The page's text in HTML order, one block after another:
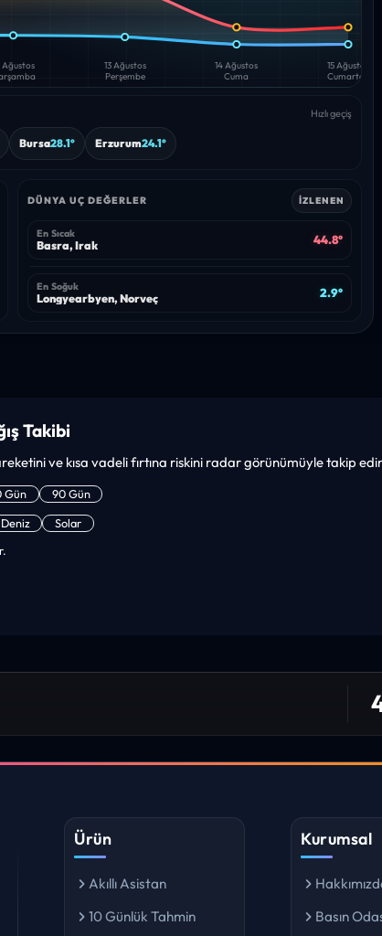
Ağustos
13 Ağustos
Perşembe
14 Ağustos
Cuma
15 Ağustos
Cumartesi
Hızlı geçiş
Bursa28.1° Erzurum24.1°
DÜNYA UÇ DEĞERLER İZLENEN
En Sıcak
Basra, Irak 44.8°
En Soğuk
Longyearbyen, Norveç 2.9°
Takibi
ve kısa vadeli fırtına riskini radar görünümüyle takip
Gün
90 Gün
Deniz
Solar
defa bu denli bir site gördüm. bundn sonra sizinleym.
ekibinizin emeğine saglık”
Ürün Kurumsal